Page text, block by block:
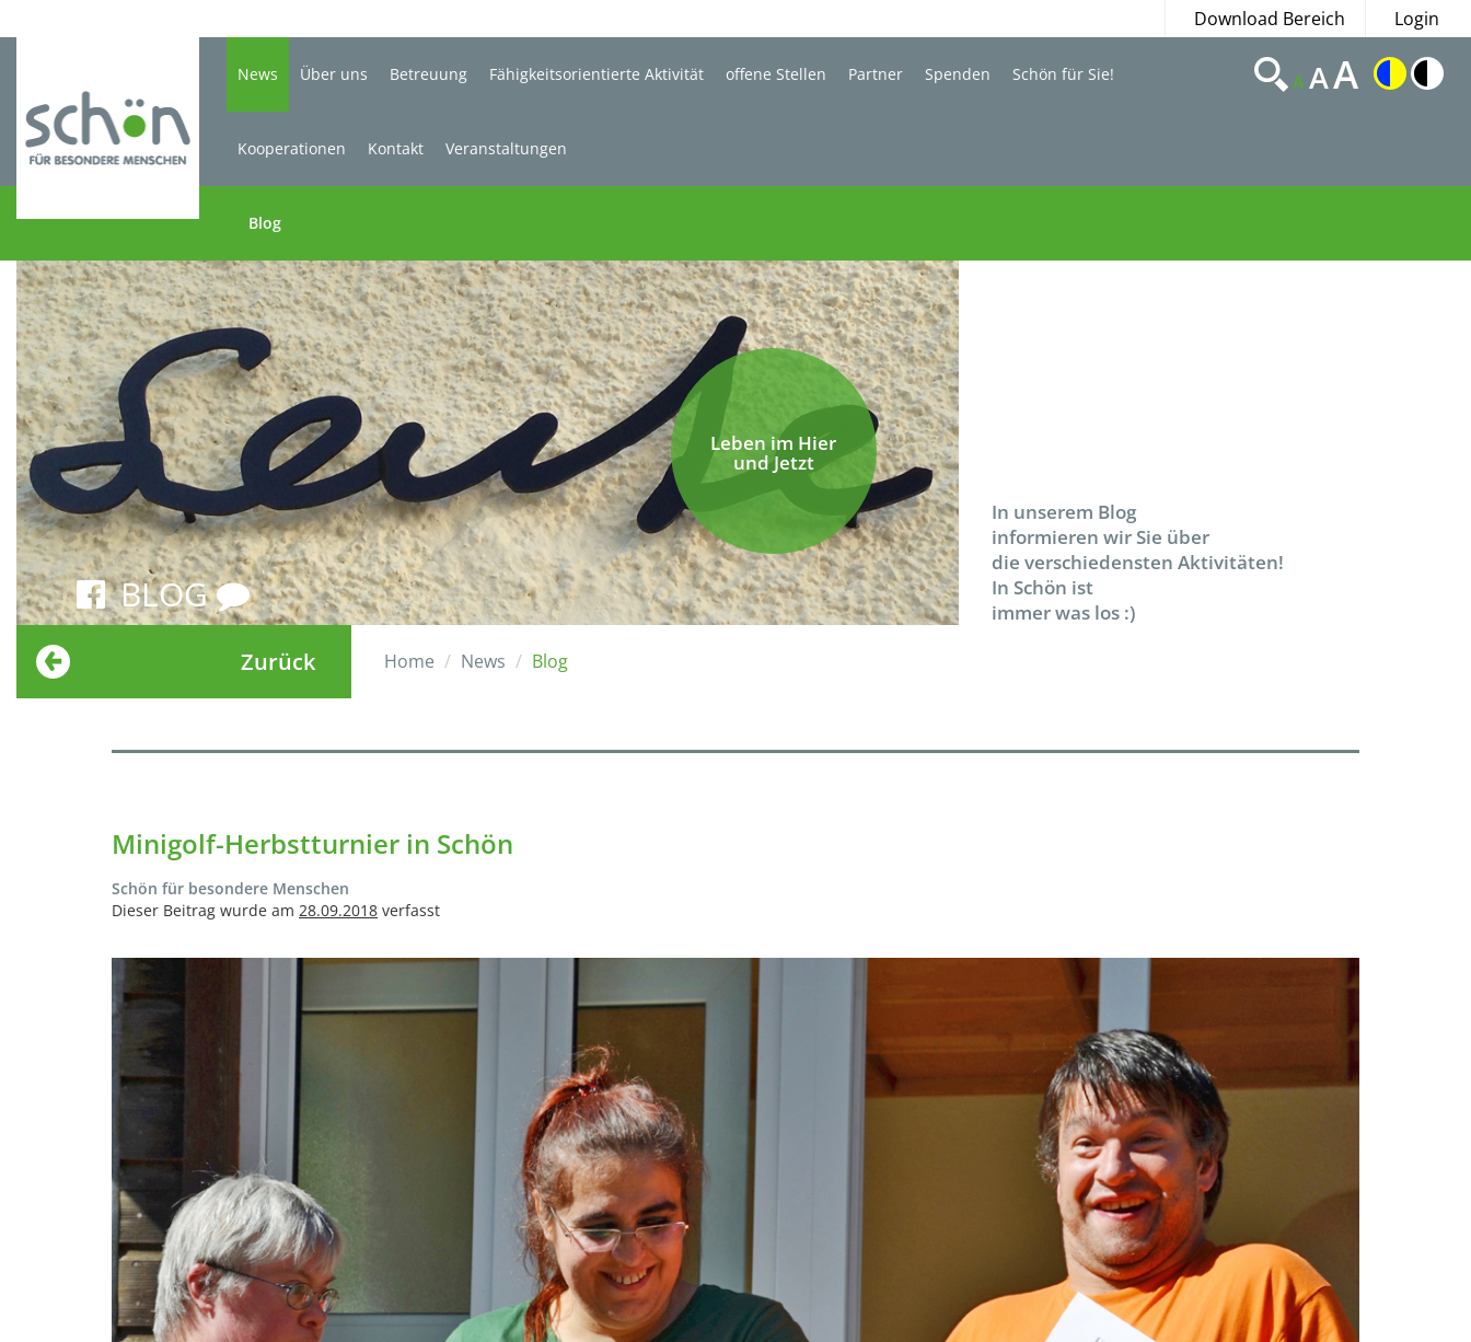
Download Bereich Login
News
Blog
Über uns Betreuung Fähigkeitsorientierte Aktivität offene Stellen Partner Spenden Schön für Sie!
Kooperationen Kontakt Veranstaltungen
AAA
Leben im Hier
und Jetzt
BLOG
In unserem Blog
informieren wir Sie über
die verschiedensten Aktivitäten!
In Schön ist
immer was los :)
Zurück Home News Blog
Minigolf-Herbstturnier in Schön
Schön für besondere Menschen
Dieser Beitrag wurde am 28.09.2018 verfasst